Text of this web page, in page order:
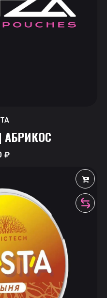
| АБРИКОС
₽